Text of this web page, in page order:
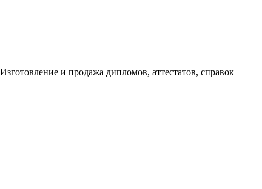
и продажа дипломов, аттестатов, справок